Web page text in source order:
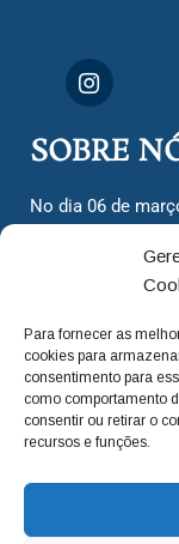
Para fornecer as
cookies para
consentimento para
como comportamento
consentir ou retirar o
recursos e funções.
SOBRE
No dia 06 de
cidadãos
dois jornais. Há
com o foco de
deixamos de lado
questionando os
para a cidade e